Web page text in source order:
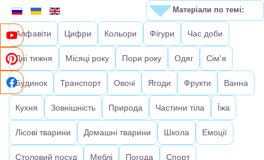
Алфавіти Цифри Кольори Фігури Час доби
Дні тижня Місяці року Пори року Одяг Сім'я
Будинок Транспорт Овочі Ягоди Фрукти Ванна
Кухня Зовнішність Природа Частини тіла Їжа
Лісові тварини Домашні тварини Школа Емоції
Столовий посуд Меблі Погода Спорт
Матеріали по темі: